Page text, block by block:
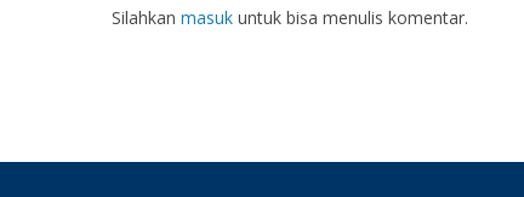
Silahkan masuk untuk bisa menulis komentar.